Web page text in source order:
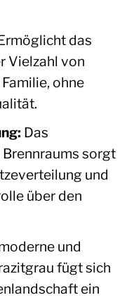
das
Vielzahl von
ohne
Das
sorgt
und
über den
und
fügt sich
ein